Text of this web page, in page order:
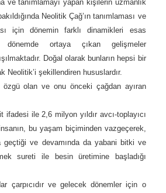
ve tanımlamayı yapan kişilerin uzmanlık
Neolitik Çağ’ın tanımlaması ve
için dönemin farklı dinamikleri esas
ortaya çıkan gelişmeler
Doğal olarak bunların hepsi bir
Neolitik’i şekillendiren hususlardır.
olan ve onu önceki çağdan ayıran
ifadesi ile 2,6 milyon yıldır avcı-toplayıcı
bu yaşam biçiminden vazgeçerek,
geçtiği ve devamında da yabani bitki ve
sureti ile besin üretimine başladığı
çarpıcıdır ve gelecek dönemler için o